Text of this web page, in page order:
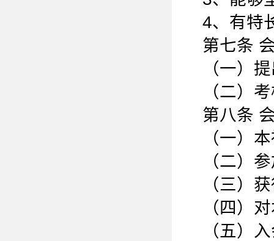
4、有特
第七条
（一）
（二）
第八条
（一）
（二）
（三）
（四）
（五）